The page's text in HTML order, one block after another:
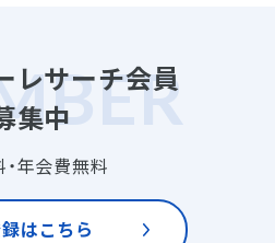
レサーチ会員
集中
年会費無料
はこちら